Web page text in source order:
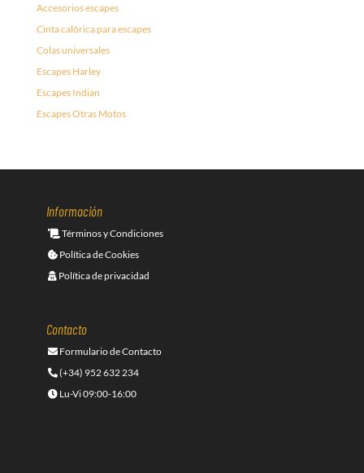
Accesorios escapes
Cinta calórica para escapes
Colas universales
Escapes Harley
Escapes Indian
Escapes Otras Motos
Información
Términos y Condiciones
Política de Cookies
Política de privacidad
Contacto
Formulario de Contacto
(+34) 952 632 234
Lu-Vi 09:00-16:00